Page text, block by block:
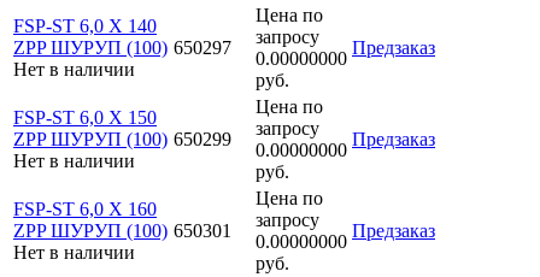
FSP-ST 6,0 X 140
ZPP ШУРУП (100)
Нет в наличии
650297
Цена по
запросу
0.00000000
руб.
Предзаказ
FSP-ST 6,0 X 150
ZPP ШУРУП (100)
Нет в наличии
650299
Цена по
запросу
0.00000000
руб.
Предзаказ
FSP-ST 6,0 X 160
ZPP ШУРУП (100)
Нет в наличии
650301
Цена по
запросу
0.00000000
руб.
Предзаказ